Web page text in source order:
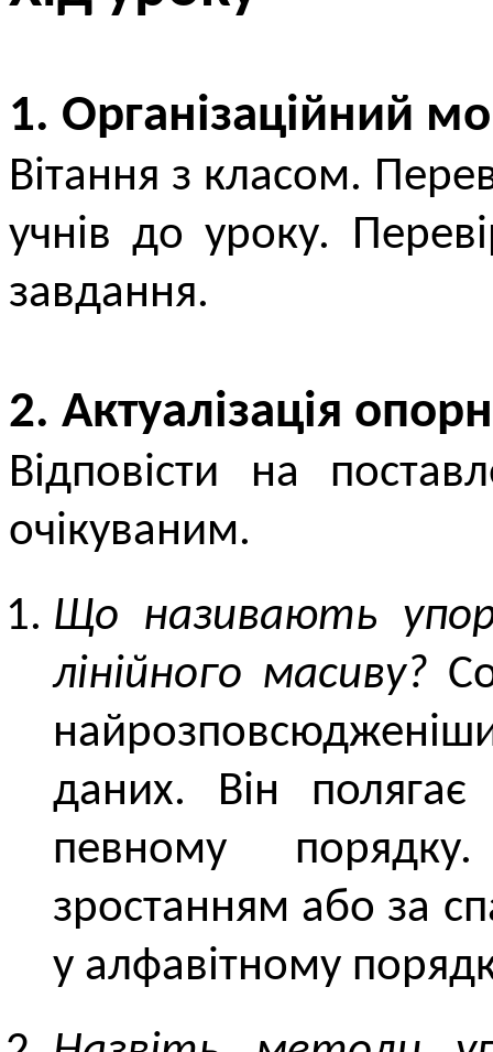
1. Організаційний
Вітання з класом.
учнів до уроку.
завдання.
2. Актуалізація
Відповісти на
очікуваним.
Що називають
лінійного масиву?
даних. Він полягає
певному
зростанням або за
у алфавітному